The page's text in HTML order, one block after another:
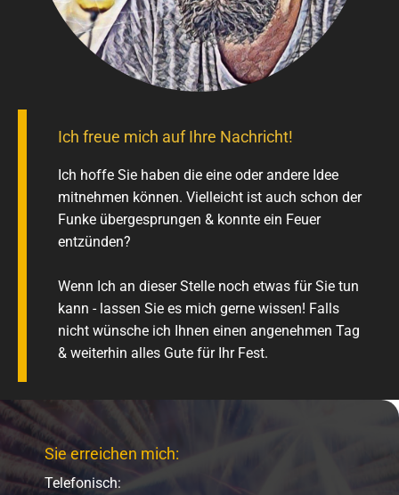
Ich freue mich auf Ihre Nachricht!
Ich hoffe Sie haben die eine oder andere Idee
mitnehmen können. Vielleicht ist auch schon der
Funke übergesprungen & konnte ein Feuer
entzünden?
Wenn Ich an dieser Stelle noch etwas für Sie tun
kann - lassen Sie es mich gerne wissen! Falls
nicht wünsche ich Ihnen einen angenehmen Tag
& weiterhin alles Gute für Ihr Fest.
Sie erreichen mich:
Telefonisch: